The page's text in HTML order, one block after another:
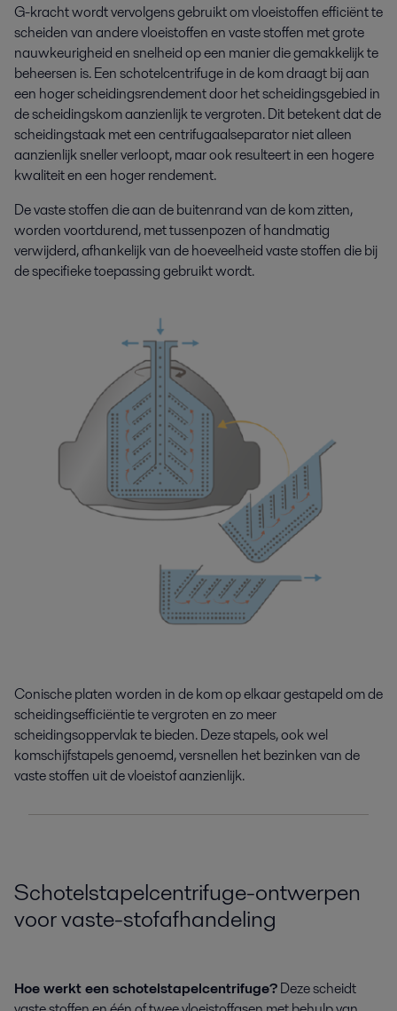
G-kracht wordt vervolgens gebruikt om vloeistoffen efficiënt te
scheiden van andere vloeistoffen en vaste stoffen met grote
nauwkeurigheid en snelheid op een manier die gemakkelijk te
beheersen is. Een schotelcentrifuge in de kom draagt bij aan
een hoger scheidingsrendement door het scheidingsgebied in
de scheidingskom aanzienlijk te vergroten. Dit betekent dat de
scheidingstaak met een centrifugaalseparator niet alleen
aanzienlijk sneller verloopt, maar ook resulteert in een hogere
kwaliteit en een hoger rendement.
De vaste stoffen die aan de buitenrand van de kom zitten,
worden voortdurend, met tussenpozen of handmatig
verwijderd, afhankelijk van de hoeveelheid vaste stoffen die bij
de specifieke toepassing gebruikt wordt.
Conische platen worden in de kom op elkaar gestapeld om de
scheidingsefficiëntie te vergroten en zo meer
scheidingsoppervlak te bieden. Deze stapels, ook wel
komschijfstapels genoemd, versnellen het bezinken van de
vaste stoffen uit de vloeistof aanzienlijk.
Schotelstapelcentrifuge-ontwerpen
voor vaste-stofafhandeling
Hoe werkt een schotelstapelcentrifuge?Deze scheidt